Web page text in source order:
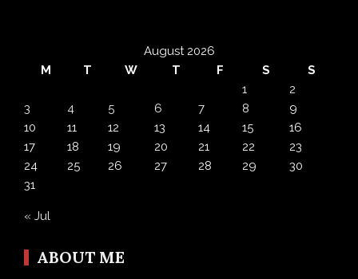
August 2026
M
T W T F S
S
1
2
3
4 5 6 7 8
9
10
11 12 13 14 15
16
17
18 19 20 21 22
23
24
25 26 27 28 29
30
31
« Jul
ABOUT ME